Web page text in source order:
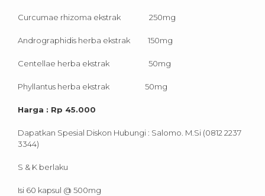
Curcumae rhizoma ekstrak 250mg
Andrographidis herba ekstrak 150mg
Centellae herba ekstrak 50mg
Phyllantus herba ekstrak 50mg
Harga : Rp 45.000
Dapatkan Spesial Diskon Hubungi : Salomo. M.Si (0812 2237
3344)
S & K berlaku
Isi 60 kapsul @ 500mg